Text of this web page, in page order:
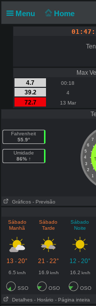
Menu Home
Max
4.7
00:18
39.2
4
72.7
13 Mar
Fahrenheit
55.9°
Umidade
86% ↑
7
6
5
4
3
2
1
↑
Gráficos - Previsão
Sábado
Manhã
Sábado
Tarde
Sábado
Noite
13 -20° 21 - 22° 12 - 20°
6.5 km/h 16.9 km/h 16.2 km/h
SSO OSO OSO
Detalhes - Horário - Página inteira